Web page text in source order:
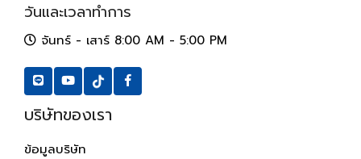
วันและเวลาทำการ
จันทร์ - เสาร์ 8:00 AM - 5:00 PM
บริษัทของเรา
ข้อมูลบริษัท